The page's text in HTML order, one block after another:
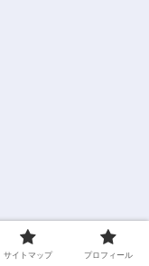
サイトマップ プロフィール